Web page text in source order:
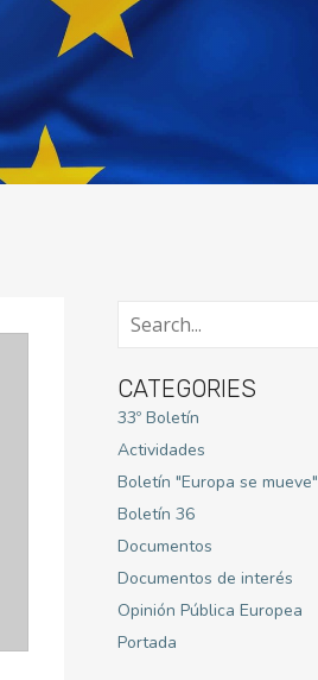
CATEGORIES
33º Boletín
Actividades
Boletín "Europa se mueve"
Boletín 36
Documentos
Documentos de interés
Opinión Pública Europea
Portada